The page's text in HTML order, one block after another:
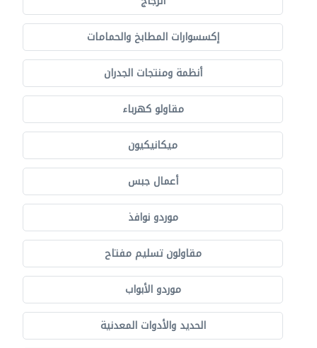
إكسسوارات المطابخ والحمامات
أنظمة ومنتجات الجدران
مقاولو كهرباء
ميكانيكيون
أعمال جبس
موردو نوافذ
مقاولون تسليم مفتاح
موردو الأبواب
الحديد والأدوات المعدنية